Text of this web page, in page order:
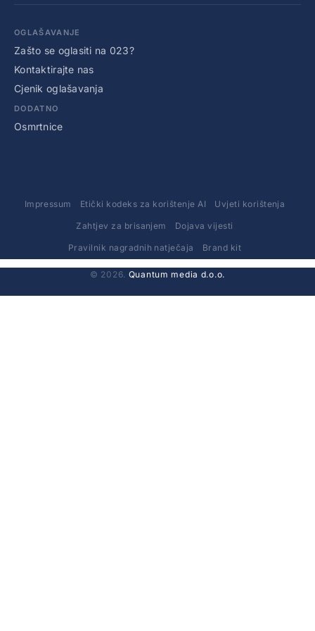
OGLAŠAVANJE
Zašto se oglasiti na 023?
Kontaktirajte nas
Cjenik oglašavanja
DODATNO
Osmrtnice
Impressum Etički kodeks za korištenje AI Uvjeti korištenja
Zahtjev za brisanjem Dojava vijesti
Pravilnik nagradnih natječaja Brand kit
© 2026. Quantum media d.o.o.